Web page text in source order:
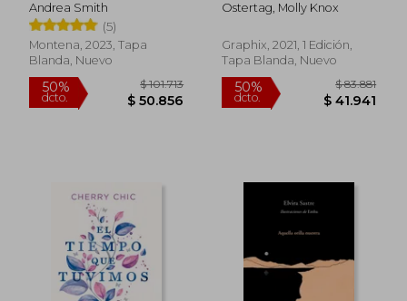
10% $ 46.200 10% $
Andrea Smith
(5)
Montena, 2023, Tapa
Blanda, Nuevo
Ostertag, Molly Knox
Graphix, 2021, 1 Edición,
Tapa Blanda, Nuevo